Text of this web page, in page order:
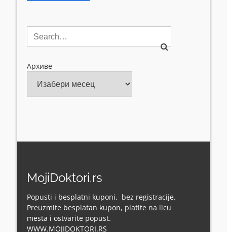
Архиве
MojiDoktori.rs
Popusti i besplatni kuponi, bez registracije.
Preuzmite besplatan kupon, platite na licu
mesta i ostvarite popust.
WWW.MOJIDOKTORI.RS